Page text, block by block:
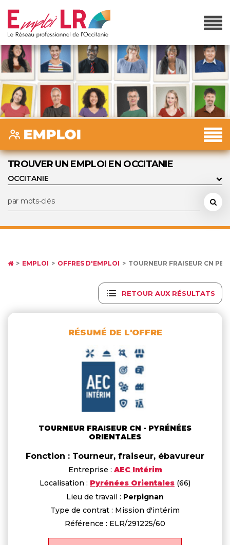
TROUVER UN EMPLOI EN OCCITANIE
EMPLOI OFFRES D'EMPLOI TOURNEUR FRAISEUR CN
RETOUR AUX RÉSULTATS
RÉSUMÉ DE L'OFFRE
TOURNEUR FRAISEUR CN - PYRÉNÉES
ORIENTALES
Fonction : Tourneur, fraiseur, ébavureur
Entreprise : AEC Intérim
Localisation : Pyrénées Orientales (66)
Lieu de travail : Perpignan
Type de contrat : Mission d'intérim
Référence : ELR/291225/60